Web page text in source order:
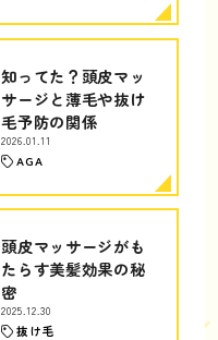
知ってた？頭皮マッ
サージと薄毛や抜け
毛予防の関係
2026.01.11
AGA
頭皮マッサージがも
たらす美髪効果の秘
密
2025.12.30
抜け毛